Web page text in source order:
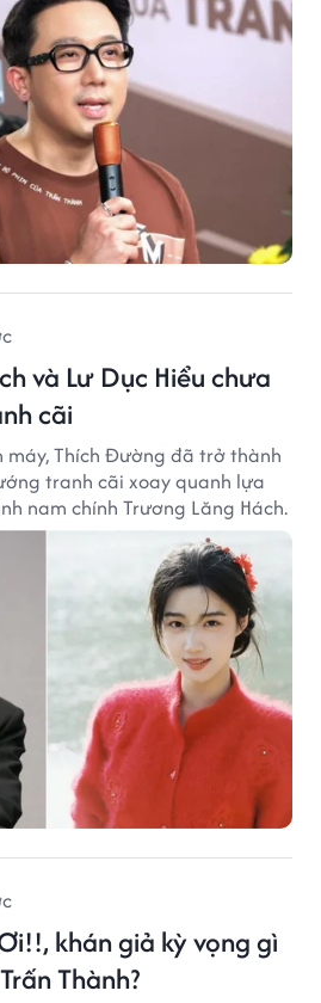
và Lư Dục Hiểu chưa
cãi
máy, Thích Đường đã trở thành
tranh cãi xoay quanh lựa
nam chính Trương Lăng Hách.
khán giả kỳ vọng gì
Thành?